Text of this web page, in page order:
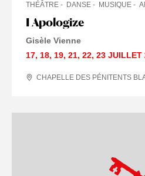
I Apologize
THÉÂTRE DANSE MUSIQUE
SPECTACLE
Gisèle Vienne
17, 18, 19, 21, 22, 23 JUILLET
CHAPELLE DES PÉNITENTS